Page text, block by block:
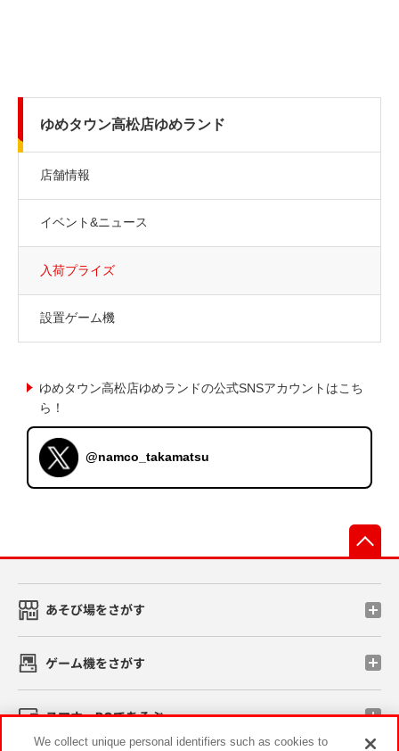
ゆめタウン高松店ゆめランド
店舗情報
イベント&ニュース
入荷プライズ
設置ゲーム機
ゆめタウン高松店ゆめランドの公式SNSアカウントはこち
ら！
@namco_takamatsu
あそび場をさがす
ゲーム機をさがす
スマホ・PCであそぶ
We collect unique personal identifiers such as cookies to